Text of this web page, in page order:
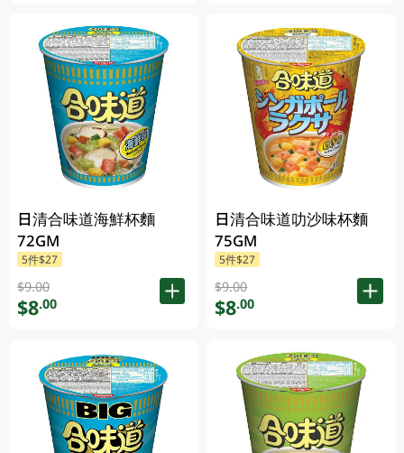
日清合味道海鮮杯麵
72GM
5件$27
$9.00
$8.00
日清合味道叻沙味杯麵
75GM
5件$27
$9.00
$8.00